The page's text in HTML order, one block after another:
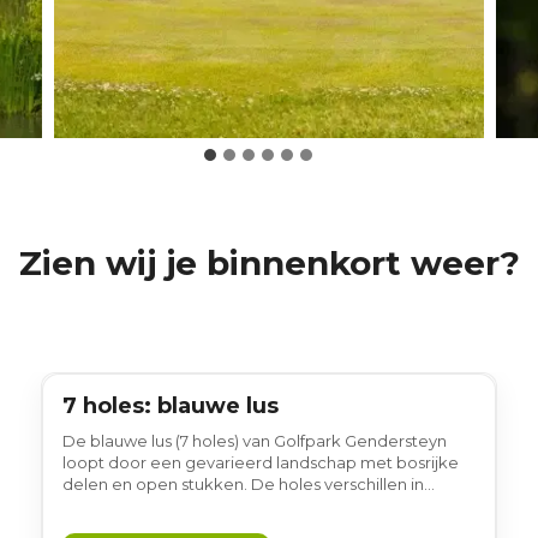
Zien wij je binnenkort weer?
7 holes
7 holes: blauwe lus
De blauwe lus (7 holes) van Golfpark Gendersteyn
loopt door een gevarieerd landschap met bosrijke
delen en open stukken. De holes verschillen in